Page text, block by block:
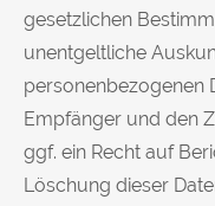
gesetzlichen
unentgeltliche
personenbezogenen
Empfänger und den
ggf. ein Recht auf
Löschung dieser